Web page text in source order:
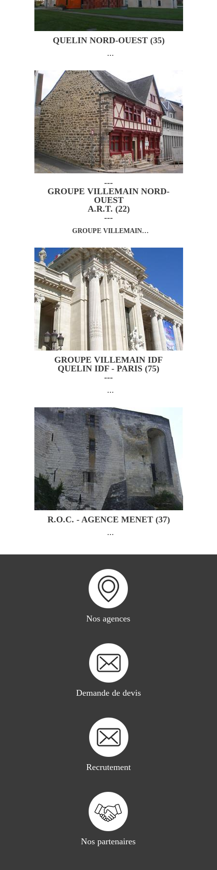
Le GROUPE VILLEMAIN, Rénove votre
Passé, Construit votre Futur
QUELIN NORD-OUEST (35)
…
---
GROUPE VILLEMAIN NORD-
OUEST
A.R.T. (22)
---
GROUPE VILLEMAIN…
GROUPE VILLEMAIN IDF
QUELIN IDF - PARIS (75)
---
…
R.O.C. - AGENCE MENET (37)
…
Nos agences
Demande de devis
Recrutement
Nos partenaires